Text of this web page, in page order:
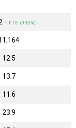
↑ 0.15 (0.13 %)
12.5
13.7
11.6
23.9